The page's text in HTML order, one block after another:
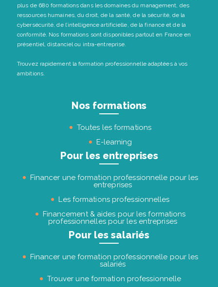
plus de 680 formations dans les domaines du management, des
ressources humaines, du droit, de la santé, de la sécurité, de la
cybersécurité, de l’intelligence artificielle, de la finance et de la
conformité. Nos formations sont disponibles partout en France en
présentiel, distanciel ou intra-entreprise.
Trouvez rapidement la formation professionnelle adaptées à vos
ambitions.
Nos formations
Toutes les formations
E-learning
Pour les entreprises
Financer une formation professionnelle pour les
entreprises
Les formations professionnelles
Financement & aides pour les formations
professionnelles pour les entreprises
Pour les salariés
Financer une formation professionnelle pour les
salariés
Trouver une formation professionnelle